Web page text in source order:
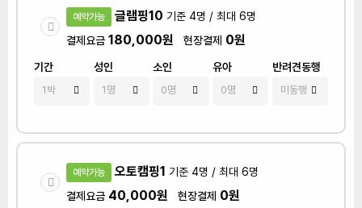
예약가능 글램핑10 기준 4명 / 최대 6명
결제요금 180,000원 현장결제 0원
기간 성인 소인 유아 반려견동행
예약가능 오토캠핑1 기준 4명 / 최대 6명
결제요금 40,000원 현장결제 0원